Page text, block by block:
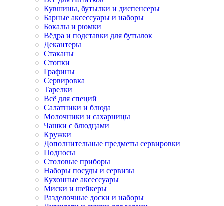
Кувшины, бутылки и диспенсеры
Барные аксессуары и наборы
Бокалы и рюмки
Вёдра и подставки для бутылок
Декантеры
Стаканы
Стопки
Графины
Сервировка
Тарелки
Всё для специй
Салатники и блюда
Молочники и сахарницы
Чашки с блюдцами
Кружки
Дополнительные предметы сервировки
Подносы
Столовые приборы
Наборы посуды и сервизы
Кухонные аксессуары
Миски и шейкеры
Разделочные доски и наборы